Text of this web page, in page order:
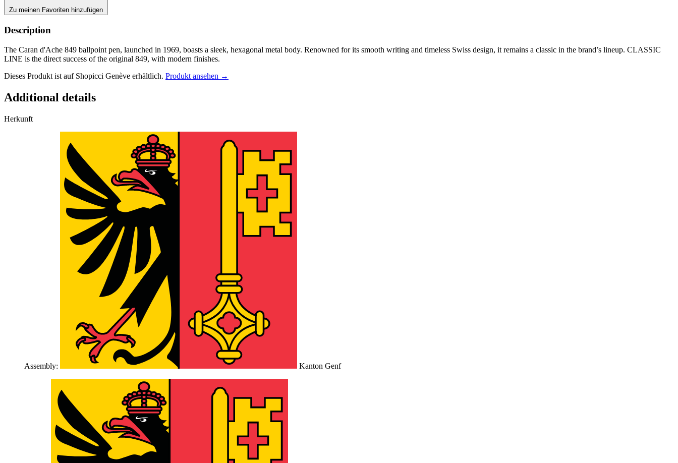
Zu meinen Favoriten hinzufügen
Description
The Caran d'Ache 849 ballpoint pen, launched in 1969, boasts a sleek, hexagonal metal body. Renowned for its smooth writing and timeless Swiss design, it remains a classic in the brand’s lineup. CLASSIC
LINE is the direct success of the original 849, with modern finishes.
Dieses Produkt ist auf Shopicci Genève erhältlich. Produkt ansehen →
Additional details
Herkunft
Assembly: Kanton Genf